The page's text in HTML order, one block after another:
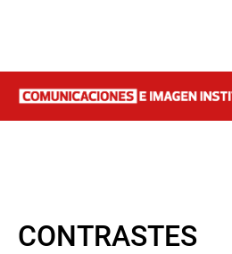
CONTRASTES